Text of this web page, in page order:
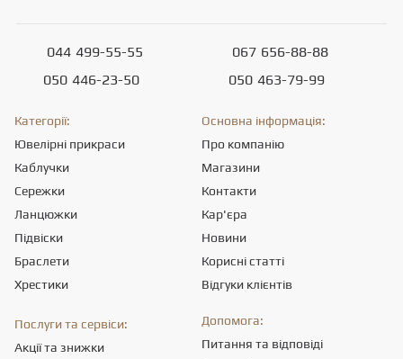
044 499-55-55
050 446-23-50
067 656-88-88
050 463-79-99
Категорії:
Ювелірні прикраси
Каблучки
Сережки
Ланцюжки
Підвіски
Браслети
Хрестики
Основна інформація:
Про компанію
Магазини
Контакти
Кар'єра
Новини
Корисні статті
Відгуки клієнтів
Послуги та сервіси:
Акції та знижки
Допомога:
Питання та відповіді